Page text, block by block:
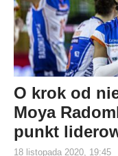
O krok od
Moya
punkt
18 listopada 2020, 19:45